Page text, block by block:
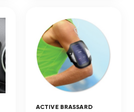
ACTIVE BRASSARD